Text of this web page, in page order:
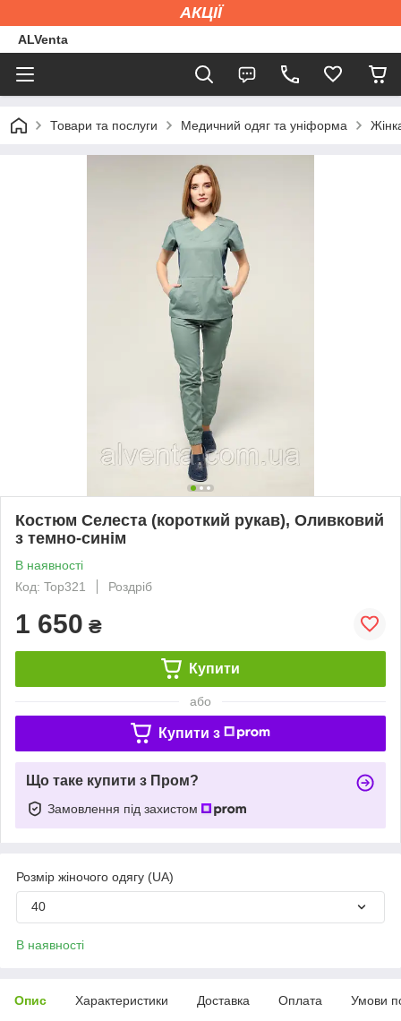
АКЦІЇ
ALVenta
Товари та послуги Медичний одяг та уніформа
Костюм Селеста (короткий рукав), Оливковий
з темно-синім
В наявності
Код: Top321
Роздріб
1 650 ₴
Купити
або
Купити з
Що таке купити з Пром?
Замовлення під захистом
Розмір жіночого одягу (UA)
40
В наявності
Опис Характеристики Доставка Оплата Умови